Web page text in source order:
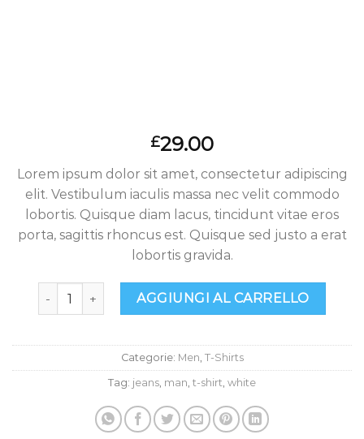
£29.00
Lorem ipsum dolor sit amet, consectetur adipiscing
elit. Vestibulum iaculis massa nec velit commodo
lobortis. Quisque diam lacus, tincidunt vitae eros
porta, sagittis rhoncus est. Quisque sed justo a erat
lobortis gravida.
Osaka Entry Tee Superdry quantità
AGGIUNGI AL CARRELLO
Categorie: Men T-Shirts
Tag: jeans man t-shirt white